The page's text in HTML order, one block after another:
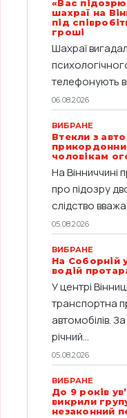
«Вас
шахраї на
під
гроші
Шахраї
телефонують
06.08.2026
ВИБРАНЕ
Втекли з
чоловікам
На Вінниччині
про підозру
слідство
05.08.2026
ВИБРАНЕ
На Соборній
водій
У центрі
транспортна
автомобілів.
річний...
05.08.2026
ВИБРАНЕ
До 9 років
викрили
незаконний